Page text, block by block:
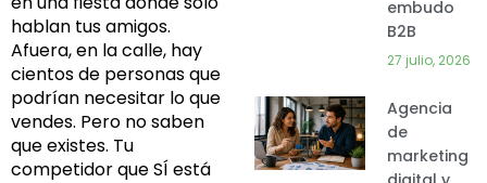
hablan tus amigos.
Afuera, en la calle, hay
cientos de personas que
podrían necesitar lo que
vendes. Pero no saben
que existes. Tu
competidor que SÍ está
embudo
B2B
27 julio, 2026
Agencia
de
marketing